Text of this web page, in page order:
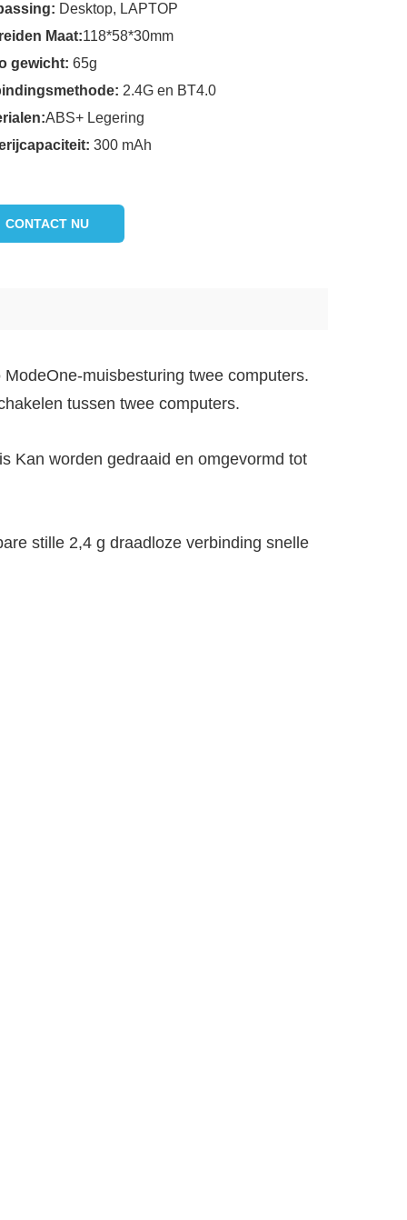
Desktop, LAPTOP
Maat:118*58*30mm
gewicht:65g
2.4G en BT4.0
ABS+ Legering
300 mAh
CONTACT NU
muisbesturing twee computers.
tussen twee computers.
Kan worden gedraaid en omgevormd tot
stille 2,4 g draadloze verbinding snelle